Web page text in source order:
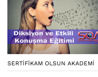
SERTIFIKAM OLSUN AKADEMI